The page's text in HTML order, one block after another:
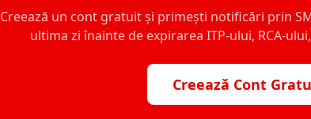
Creează un cont gratuit și primești notificări prin
ultima zi înainte de expirarea ITP-ului, RCA-
Creează Cont